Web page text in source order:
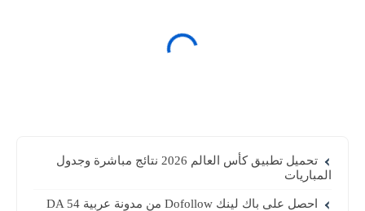
تحميل تطبيق كأس العالم 2026 نتائج مباشرة وجدول
المباريات
احصل على باك لينك Dofollow من مدونة عربية DA 54